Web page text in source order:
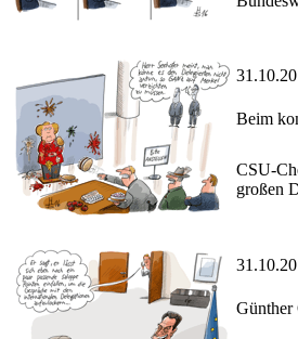
Beim
CSU-
großen
Günther